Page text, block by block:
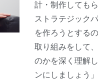
計・制作しても
ストラテジック
を作ろうとする
取り組みをして
のかを深く理解
ンにしましょう